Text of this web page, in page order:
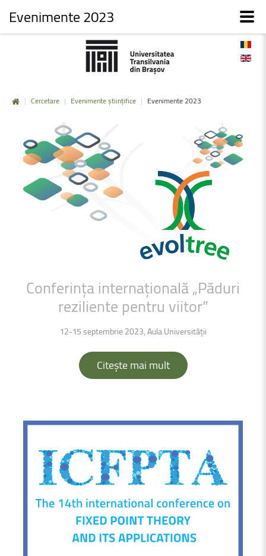
| Cercetare | Evenimente științifice | Evenimente 2023
Conferința internațională„Păduri
reziliente pentru viitor”
12-15 septembrie 2023, Aula Universității
Citește mai mult
Evenimente 2023